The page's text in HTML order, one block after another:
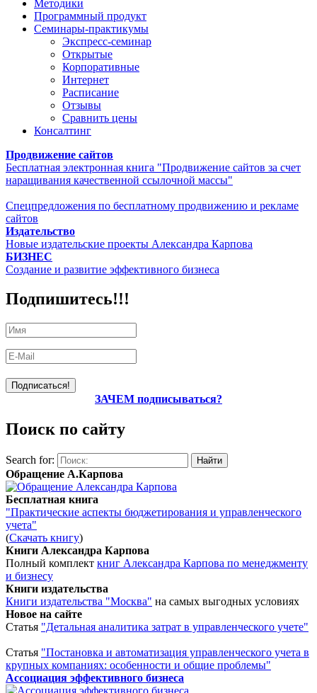
Методики
Программный продукт
Семинары-практикумы
Экспресс-семинар
Открытые
Корпоративные
Интернет
Расписание
Отзывы
Сравнить цены
Консалтинг
Продвижение сайтов
Бесплатная электронная книга "Продвижение сайтов за счет
наращивания качественной ссылочной массы"
Спецпредложения по бесплатному продвижению и рекламе
сайтов
Издательство
Новые издательские проекты Александра Карпова
БИЗНЕС
Создание и развитие эффективного бизнеса
Подпишитесь!!!
ЗАЧЕМ подписываться?
Поиск по сайту
Search for:
Обращение А.Карпова
Бесплатная книга
"Практические аспекты бюджетирования и управленческого
учета"
(Скачать книгу)
Книги Александра Карпова
Полный комплект книг Александра Карпова по менеджменту
и бизнесу
Книги издательства
Книги издательства "Москва" на самых выгодных условиях
Новое на сайте
Статья "Детальная аналитика затрат в управленческого учете"
Статья "Постановка и автоматизация управленческого учета в
крупных компаниях: особенности и общие проблемы"
Ассоциация эффективного бизнеса